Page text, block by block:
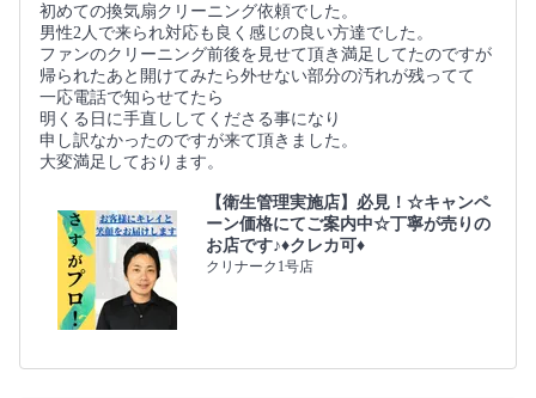
初めての換気扇クリーニング依頼でした。
男性2人で来られ対応も良く感じの良い方達でした。
ファンのクリーニング前後を見せて頂き満足してたのですが
帰られたあと開けてみたら外せない部分の汚れが残ってて
一応電話で知らせてたら
明くる日に手直ししてくださる事になり
申し訳なかったのですが来て頂きました。
大変満足しております。
【衛生管理実施店】必見！☆キャンペ
ーン価格にてご案内中☆丁寧が売りの
お店です♪♦クレカ可♦
クリナーク1号店